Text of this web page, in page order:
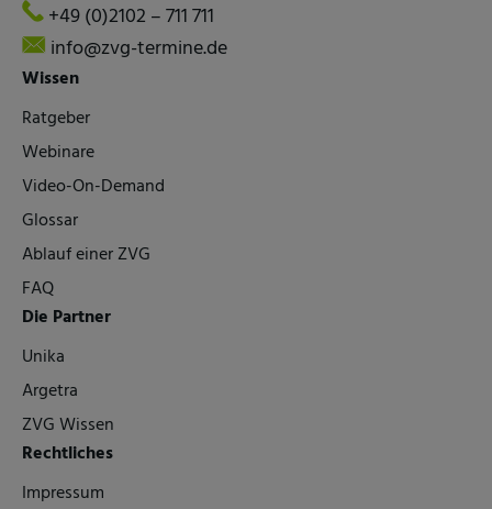
+49 (0)2102 – 711 711
info@zvg-termine.de
Wissen
Ratgeber
Webinare
Video-On-Demand
Glossar
Ablauf einer ZVG
FAQ
Die Partner
Unika
Argetra
ZVG Wissen
Rechtliches
Impressum